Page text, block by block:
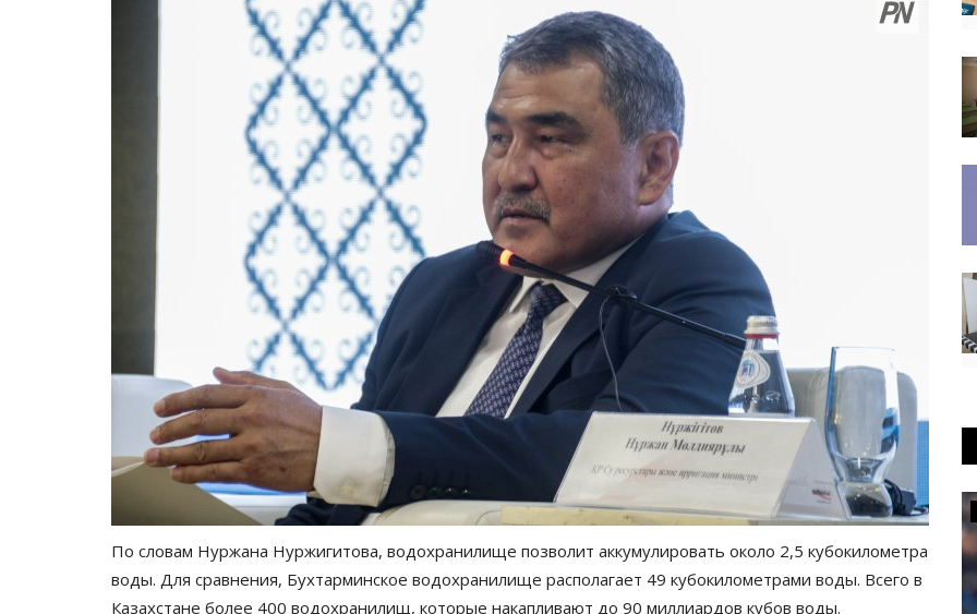
По словам Нуржана Нуржигитова, водохранилище позволит аккумулировать около 2,5 кубокилометра
воды. Для сравнения, Бухтарминское водохранилище располагает 49 кубокилометрами воды. Всего в
Казахстане более 400 водохранилищ, которые накапливают до 90 миллиардов кубов воды.
Летний спорт Медицина